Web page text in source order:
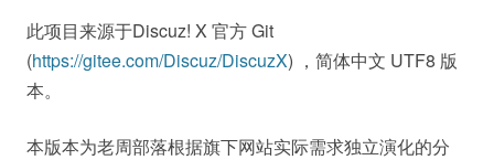
此项目来源于Discuz! X 官方 Git
(https://gitee.com/Discuz/DiscuzX) ，简体中文 UTF8 版
本。
本版本为老周部落根据旗下网站实际需求独立演化的分